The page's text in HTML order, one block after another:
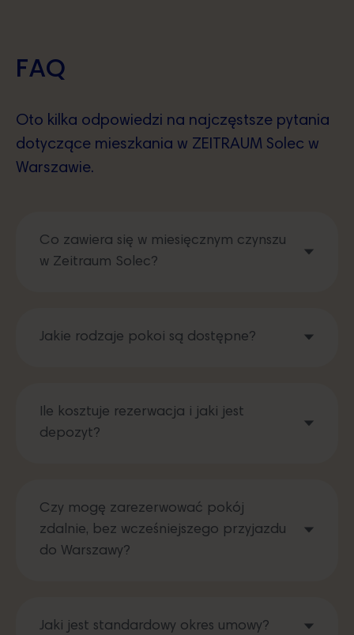
FAQ
Oto kilka odpowiedzi na najczęstsze pytania
dotyczące mieszkania w ZEITRAUM Solec w
Warszawie.
Co zawiera się w miesięcznym czynszu
w Zeitraum Solec?
Jakie rodzaje pokoi są dostępne?
Ile kosztuje rezerwacja i jaki jest
depozyt?
Czy mogę zarezerwować pokój
zdalnie, bez wcześniejszego przyjazdu
do Warszawy?
Jaki jest standardowy okres umowy?